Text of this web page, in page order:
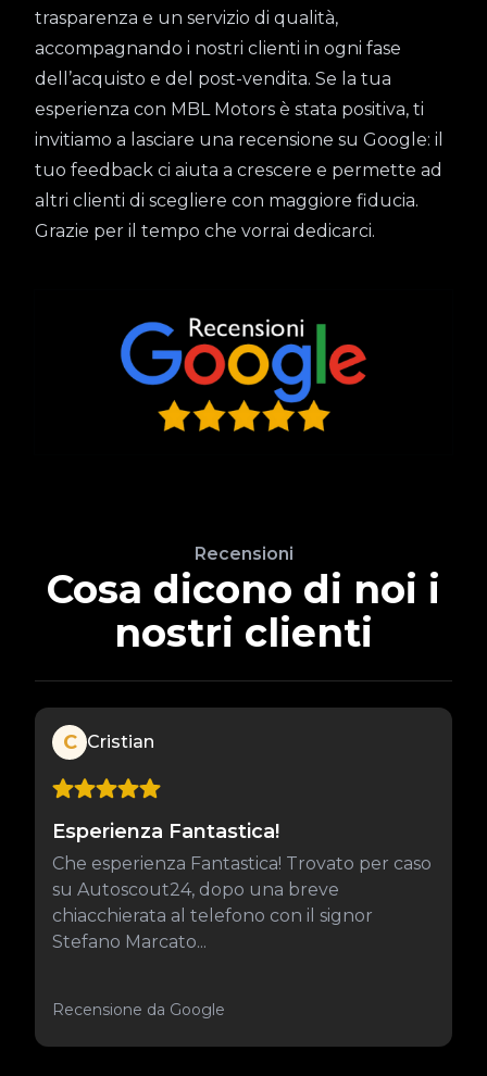
trasparenza e un servizio di qualità,
accompagnando i nostri clienti in ogni fase
dell’acquisto e del post-vendita. Se la tua
esperienza con MBL Motors è stata positiva, ti
invitiamo a lasciare una recensione su Google: il
tuo feedback ci aiuta a crescere e permette ad
altri clienti di scegliere con maggiore fiducia.
Grazie per il tempo che vorrai dedicarci.
Recensioni
Cosa dicono di noi i
nostri clienti
C Cristian
Esperienza Fantastica!
Che esperienza Fantastica! Trovato per caso
su Autoscout24, dopo una breve
chiacchierata al telefono con il signor
Stefano Marcato...
Recensione da Google